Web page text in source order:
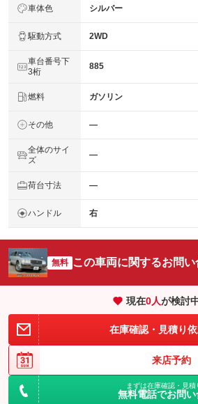
車体色 シルバー
駆動方式 2WD
車台番号下
3桁
885
燃料 ガソリン
その他 ―
全体のサイ
ズ
―
荷台寸法 ―
ハンドル 右
無料 この車両に関するお問
現在0人が検討
在庫確認・見積り
来店予約
まずは在庫確認・見積
無料電話でお問